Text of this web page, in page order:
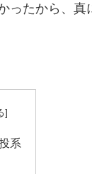
ったから、
系